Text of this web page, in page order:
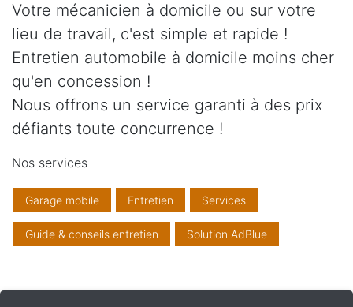
Votre mécanicien à domicile ou sur votre
lieu de travail, c'est simple et rapide !
Entretien automobile à domicile moins cher
qu'en concession !
Nous offrons un service garanti à des prix
défiants toute concurrence !
Nos services
Garage mobile Entretien Services
Guide & conseils entretien Solution AdBlue